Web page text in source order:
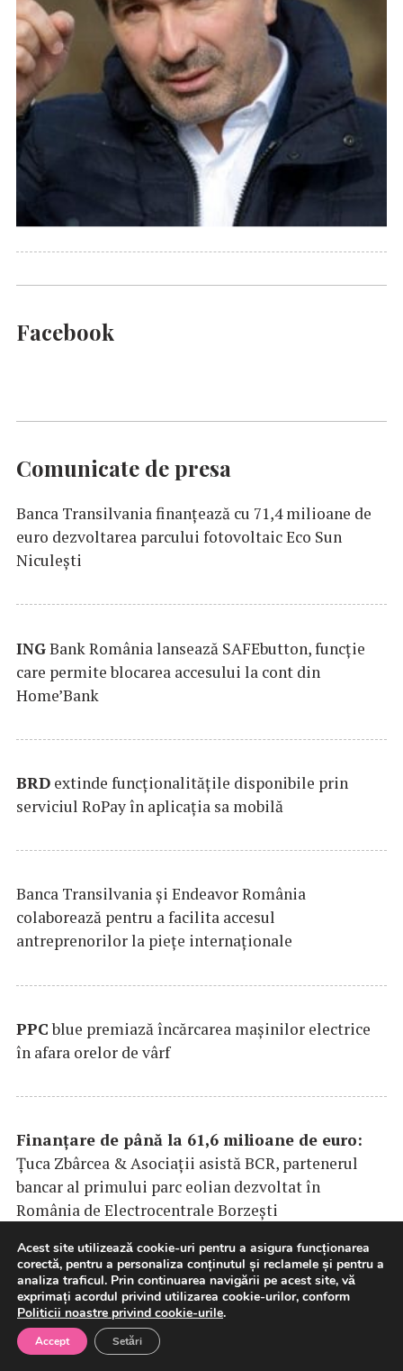
Facebook
Comunicate de presa
Banca Transilvania finanțează cu 71,4 milioane de
euro dezvoltarea parcului fotovoltaic Eco Sun
Niculești
INGBank România lansează SAFEbutton, funcţie
care permite blocarea accesului la cont din
Home’Bank
BRD extinde funcţionalităţile disponibile prin
serviciul RoPay în aplicaţia sa mobilă
Banca Transilvania şi Endeavor România
colaborează pentru a facilita accesul
antreprenorilor la pieţe internaţionale
PPCblue premiază încărcarea maşinilor electrice
în afara orelor de vârf
Finanțare de până la 61,6 milioane de euro:
Țuca Zbârcea & Asociații asistă BCR, partenerul
bancar al primului parc eolian dezvoltat în
România de Electrocentrale Borzești
Andrei Bereandă se alătură Super în rolul de
Vicepreședinte Comercial pentru România
Acest site utilizează cookie-uri pentru a asigura funcționarea
corectă, pentru a personaliza conținutul și reclamele și pentru a
analiza traficul. Prin continuarea navigării pe acest site, vă
exprimați acordul privind utilizarea cookie-urilor, conform
Politicii noastre privind cookie-urile.
Accept Setări